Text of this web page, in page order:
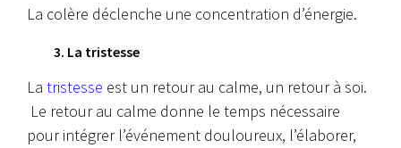
La colère déclenche une concentration d’énergie.
3. La tristesse
La tristesse est un retour au calme, un retour à soi.
Le retour au calme donne le temps nécessaire
pour intégrer l’événement douloureux, l’élaborer,